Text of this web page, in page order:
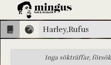
Inga sökträffar,